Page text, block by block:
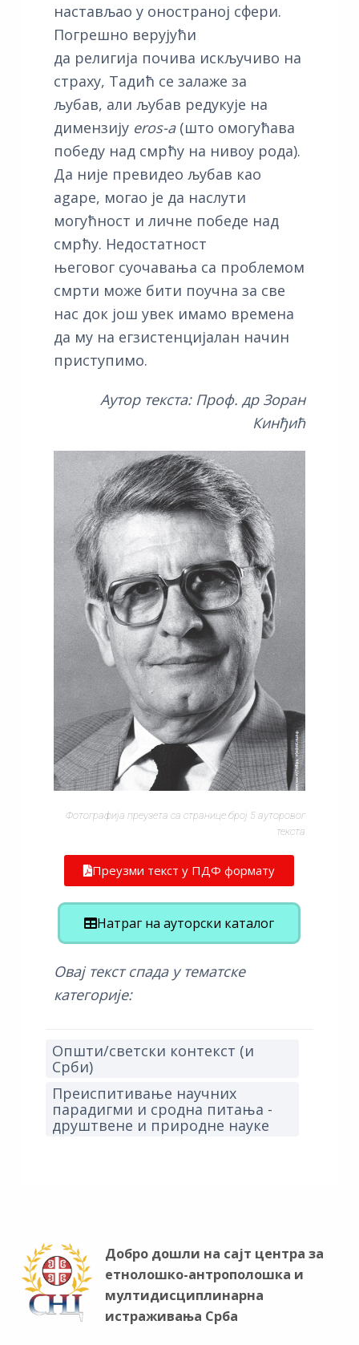
настављао у оностраној сфери.
Погрешно верујући
да религија почива искључиво на
страху, Тадић се залаже за
љубав, али љубав редукује на
димензију eros-а(што омогућава
победу над смрћу на нивоу рода).
Да није превидео љубав као
agape, могао је да наслути
могућност и личне победе над
смрћу. Недостатност
његовог суочавања са проблемом
смрти може бити поучна за све
нас док још увек имамо времена
да му на егзистенцијалан начин
приступимо.
Аутор текста: Проф. др Зоран
Кинђић
Фотографија преузета са странице број 5 ауторовог
текста
Преузми текст у ПДФ формату
Натраг на ауторски каталог
Овај текст спада у тематске
категорије:
Општи/светски контекст (и
Срби)
Преиспитивање научних
парадигми и сродна питања -
друштвене и природне науке
Добро дошли на сајт центра за
етнолошко-антрополошка и
мултидисциплинарна
истраживања Срба